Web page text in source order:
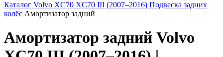
Каталог Volvo XC70 XC70 III (2007–2016) Подвеска задних
колёс Амортизатор задний
Амортизатор задний Volvo